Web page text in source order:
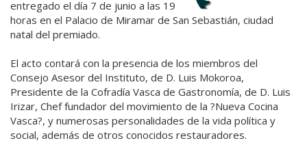
entregado el día 7 de junio a las 19
horas en el Palacio de Miramar de San Sebastián, ciudad
natal del premiado.
El acto contará con la presencia de los miembros del
Consejo Asesor del Instituto, de D. Luis Mokoroa,
Presidente de la Cofradía Vasca de Gastronomía, de D. Luis
Irizar, Chef fundador del movimiento de la ?Nueva Cocina
Vasca?, y numerosas personalidades de la vida política y
social, además de otros conocidos restauradores.